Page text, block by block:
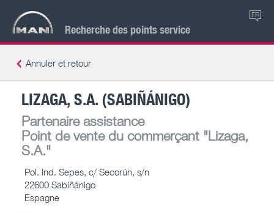
Recherche des points service
FR
Annuler et retour
LIZAGA, S.A. (SABIÑÁNIGO)
Partenaire assistance
Point de vente du commerçant "Lizaga,
S.A."
Pol. Ind. Sepes, c/ Secorún, s/n
22600 Sabiñánigo
Espagne